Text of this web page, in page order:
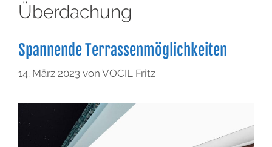
Überdachung
Spannende Terrassenmöglichkeiten
14. März 2023 von VOCIL Fritz